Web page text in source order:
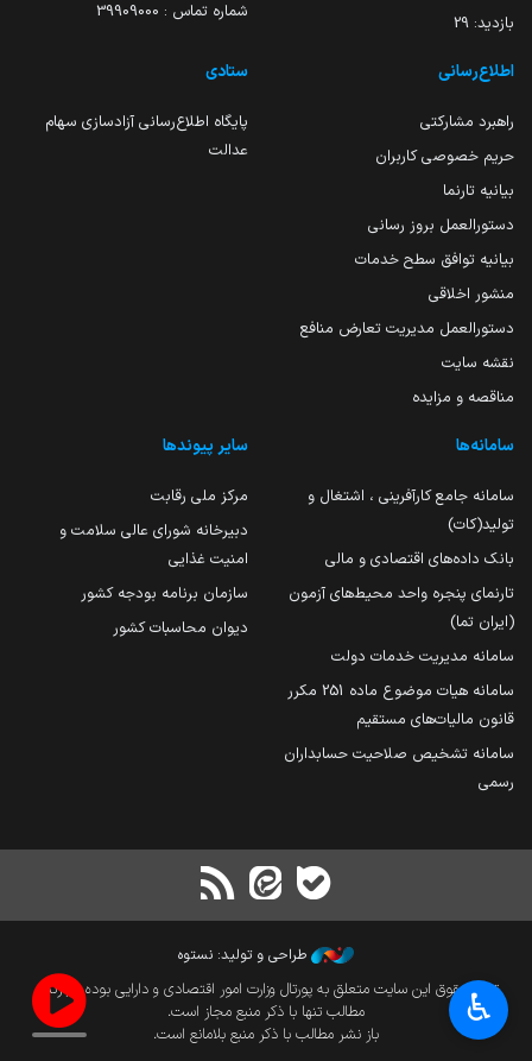
بازدید: 29
شماره تماس : 39909000
اطلاع‌رسانی
راهبرد مشارکتی
حریم خصوصی کاربران
بیانیه تارنما
دستورالعمل بروز رسانی
بیانیه توافق سطح خدمات
منشور اخلاقی
دستورالعمل مدیریت تعارض منافع
نقشه سایت
مناقصه و مزایده
ستادی
پایگاه اطلاع‌رسانی آزادسازی سهام
عدالت
سامانه‌ها
سامانه جامع کارآفرینی ، اشتغال و
تولید(کات)
بانک داده‌های اقتصادی و مالی
تارنمای پنجره واحد محیط‌های آزمون
(ایران تما)
سامانه مدیریت خدمات دولت
سامانه هیات موضوع ماده 251 مکرر
قانون مالیات‌های مستقیم
سامانه تشخیص صلاحیت حسابداران
رسمی
سایر پیوندها
مرکز ملی رقابت
دبیرخانه شورای عالی سلامت و
امنیت غذایی
سازمان برنامه بودجه کشور
دیوان محاسبات کشور
طراحی و تولید: نستوه
تمام حقوق این سایت متعلق به پورتال وزارت امور اقتصادی و دارایی بوده و بازنشر
مطالب تنها با ذکر منبع مجاز است.
باز نشر مطالب با ذکر منبع بلامانع است.
♿︎